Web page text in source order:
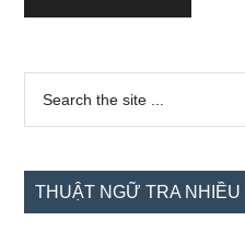
Sidebar
chính
...
THUẬT NGỮ TRA NHIỀU